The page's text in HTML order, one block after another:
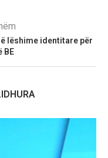
lëshime identitare për
BE